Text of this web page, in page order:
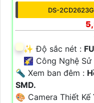
DS-
✨ Độ sắc nét :
🌠 Công Nghệ Sử
🔦 Xem ban đêm :
SMD.
🎨 Camera Thiết Kế